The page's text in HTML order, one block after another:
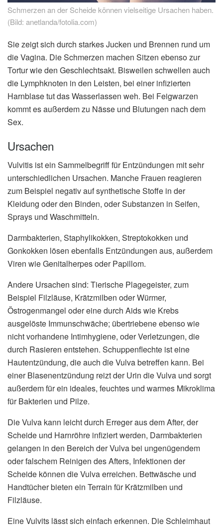
Schmerzen an der Scheide können vielseitige Ursachen haben.
(Bild: anetlanda/fotolia.com)
Sie zeigt sich durch starkes Jucken und Brennen rund um
die Vagina. Die Schmerzen machen Sitzen ebenso zur
Tortur wie den Geschlechtsakt. Bisweilen schwellen auch
die Lymphknoten in den Leisten, bei einer infizierten
Harnblase tut das Wasserlassen weh. Bei Feigwarzen
kommt es außerdem zu Nässe und Blutungen nach dem
Sex.
Ursachen
Vulvitis ist ein Sammelbegriff für Entzündungen mit sehr
unterschiedlichen Ursachen. Manche Frauen reagieren
zum Beispiel negativ auf synthetische Stoffe in der
Kleidung oder den Binden, oder Substanzen in Seifen,
Sprays und Waschmitteln.
Darmbakterien, Staphylikokken, Streptokokken und
Gonkokken lösen ebenfalls Entzündungen aus, außerdem
Viren wie Genitalherpes oder Papillom.
Andere Ursachen sind: Tierische Plagegeister, zum
Beispiel Filzläuse, Krätzmilben oder Würmer,
Östrogenmangel oder eine durch Aids wie Krebs
ausgelöste Immunschwäche; übertriebene ebenso wie
nicht vorhandene Intimhygiene, oder Verletzungen, die
durch Rasieren entstehen. Schuppenflechte ist eine
Hautentzündung, die auch die Vulva betreffen kann. Bei
einer Blasenentzündung reizt der Urin die Vulva und sorgt
außerdem für ein ideales, feuchtes und warmes Mikroklima
für Bakterien und Pilze.
Die Vulva kann leicht durch Erreger aus dem After, der
Scheide und Harnröhre infiziert werden, Darmbakterien
gelangen in den Bereich der Vulva bei ungenügendem
oder falschem Reinigen des Afters, Infektionen der
Scheide können die Vulva erreichen. Bettwäsche und
Handtücher bieten ein Terrain für Krätzmilben und
Filzläuse.
Eine Vulvits lässt sich einfach erkennen. Die Schleimhaut